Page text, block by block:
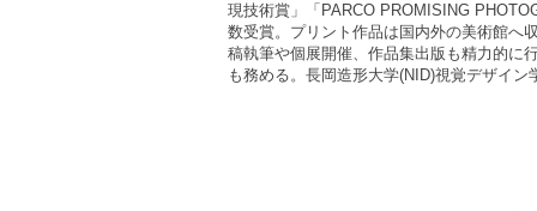
現技術賞」「PARCO PROMISING
数受賞。プリント作品は国内外の美術館へ
稿執筆や個展開催、作品集出版も精力的に
も務める。長岡造形大学(NID)視覚デザイ